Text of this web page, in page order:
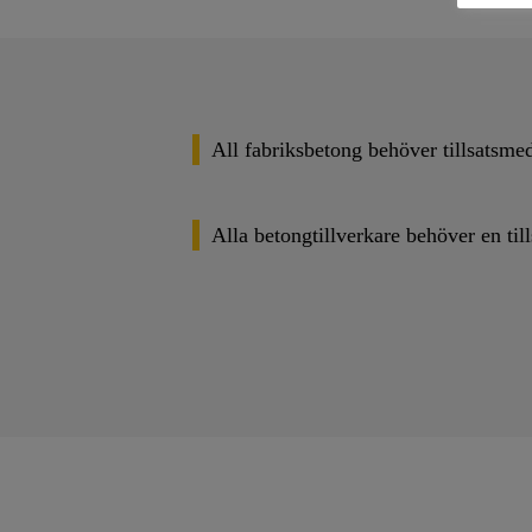
All fabriksbetong behöver
Alla betongtillverkare behöver en